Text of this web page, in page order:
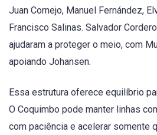
Juan Cornejo, Manuel Fernández,
Francisco Salinas. Salvador
ajudaram a proteger o meio, com
apoiando Johansen.
Essa estrutura oferece equilíbrio
O Coquimbo pode manter linhas
com paciência e acelerar somente